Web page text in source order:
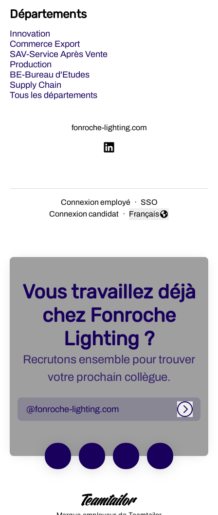
Départements
Innovation
Commerce Export
SAV-Service Après Vente
Production
BE-Bureau d'Etudes
Supply Chain
Tous les départements
fonroche-lighting.com
Connexion employé · SSO
Connexion candidat ·
Changer la langue
Français
Vous travaillez déjà
chez Fonroche
Lighting ?
Recrutons ensemble pour trouver
votre prochain collègue.
@fonroche-lighting.com